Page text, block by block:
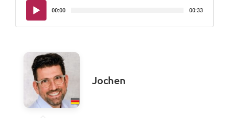
Audio-
Player
00:00 00:33
Jochen